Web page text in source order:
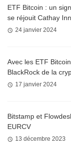
ETF Bitcoin : un
se réjouit Cathay
24 janvier 2024
Avec les ETF
BlackRock de la
17 janvier 2024
Bitstamp et
EURCV
13 décembre 2023